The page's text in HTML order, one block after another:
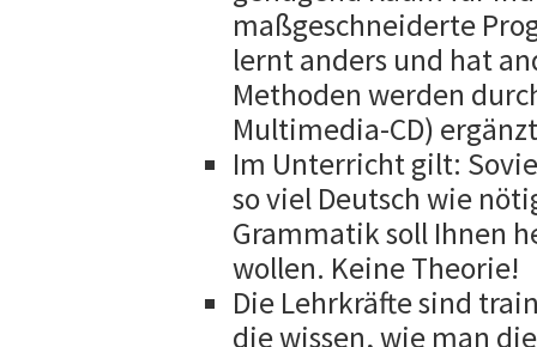
maßgeschneiderte
lernt anders und hat
Methoden werden
Multimedia-CD)
Im Unterricht gilt:
so viel Deutsch wie
Grammatik soll Ihnen
wollen. Keine Theorie!
Die Lehrkräfte sind
die wissen, wie man